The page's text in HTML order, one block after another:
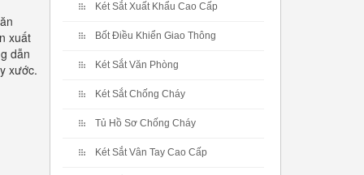
xuất
dẫn
xước.
Két Sắt Xuất Khẩu Cao Cấp
Bốt Điều Khiển Giao Thông
Két Sắt Văn Phòng
Két Sắt Chống Cháy
Tủ Hồ Sơ Chống Cháy
Két Sắt Vân Tay Cao Cấp